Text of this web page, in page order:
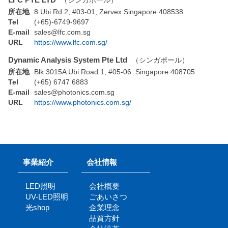
所在地 8 Ubi Rd 2, #03-01, Zervex Singapore 408538
Tel
(+65)-6749-9697
E-mail
sales@lfc.com.sg
URL
https://www.lfc.com.sg/
Dynamic Analysis System Pte Ltd
（シンガポール）
所在地
Blk 3015A Ubi Road 1, #05-06. Singapore 408705
Tel
(+65) 6747 6883
E-mail
sales@photonics.com.sg
URL
https://www.photonics.com.sg/
事業紹介
LED照明
UV-LED照明
光shop
会社情報
会社概要
ごあいさつ
企業理念
品質方針